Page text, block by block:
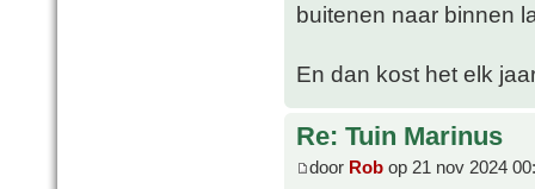
buitenen naar binnen
En dan kost het elk
Re: Tuin Marinus
door Rob op 21 nov 2024